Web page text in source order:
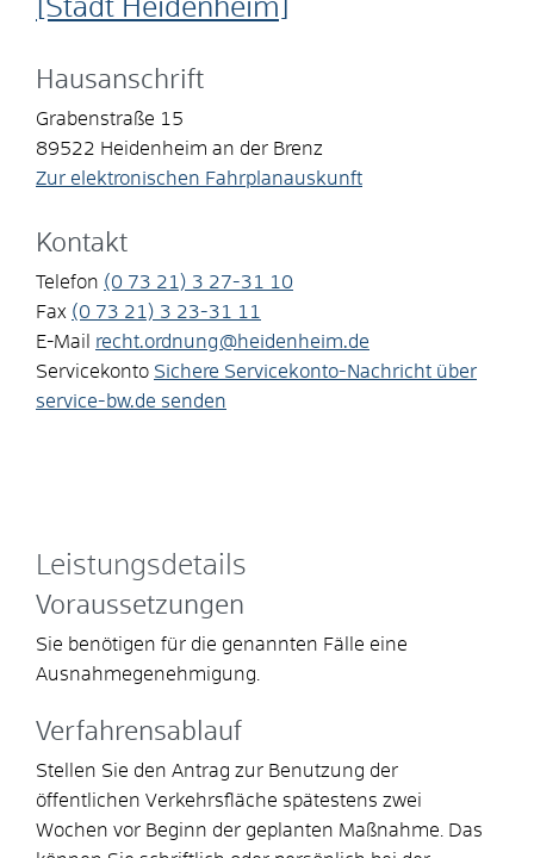
[Stadt Heidenheim]
Hausanschrift
Grabenstraße 15
89522 Heidenheim an der Brenz
Zur elektronischen Fahrplanauskunft
Kontakt
Telefon (0 73 21) 3 27-31
10
Fax (0 73 21) 3 23-31
11
E-Mail
recht.ordnung@heidenheim.de
Servicekonto Sichere Servicekonto-Nachricht über
service-bw.de senden
Leistungsdetails
Voraussetzungen
Sie benötigen für die genannten Fälle eine
Ausnahmegenehmigung.
Verfahrensablauf
Stellen Sie den Antrag zur Benutzung der
öffentlichen Verkehrsfläche spätestens zwei
Wochen vor Beginn der geplanten Maßnahme. Das